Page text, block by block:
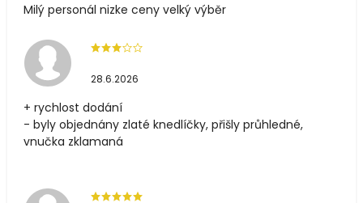
Milý personál nizke ceny velký výběr
28.6.2026
+ rychlost dodání
- byly objednány zlaté knedlíčky, přišly průhledné,
vnučka zklamaná